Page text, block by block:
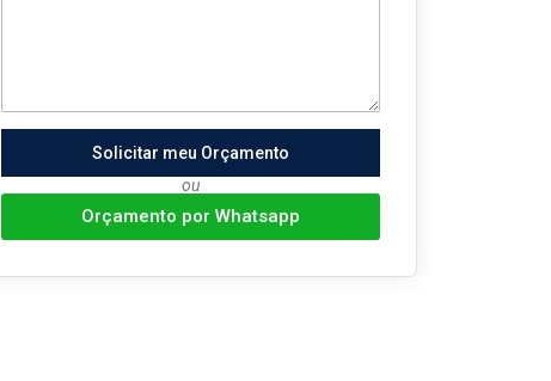
Solicitar meu Orçamento
ou
Orçamento por Whatsapp